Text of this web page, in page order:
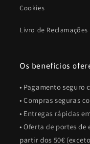
Cookies
Livro de Reclamações
Os benefícios
• Pagamento seguro
• Compras seguras
• Entregas rápidas
• Oferta de portes
partir dos 50€